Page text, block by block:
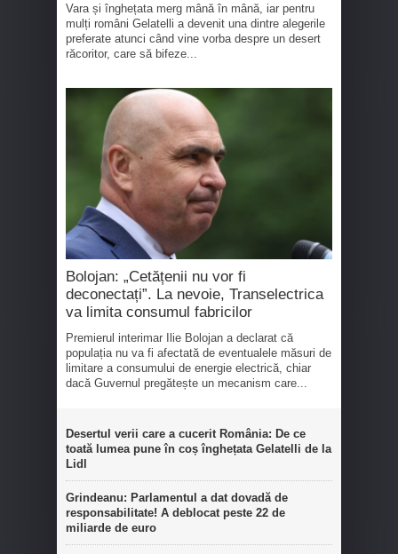
Vara și înghețata merg mână în mână, iar pentru
mulți români Gelatelli a devenit una dintre alegerile
preferate atunci când vine vorba despre un desert
răcoritor, care să bifeze...
Bolojan: „Cetățenii nu vor fi
deconectați”. La nevoie, Transelectrica
va limita consumul fabricilor
Premierul interimar Ilie Bolojan a declarat că
populația nu va fi afectată de eventualele măsuri de
limitare a consumului de energie electrică, chiar
dacă Guvernul pregătește un mecanism care...
Desertul verii care a cucerit România: De ce
toată lumea pune în coș înghețata Gelatelli de la
Lidl
Grindeanu: Parlamentul a dat dovadă de
responsabilitate! A deblocat peste 22 de
miliarde de euro